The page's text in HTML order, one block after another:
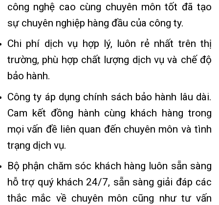
công nghệ cao cùng chuyên môn tốt đã tạo
sự chuyên nghiệp hàng đầu của công ty.
Chi phí dịch vụ hợp lý, luôn rẻ nhất trên thị
trường, phù hợp chất lượng dịch vụ và chế độ
bảo hành.
Công ty áp dụng chính sách bảo hành lâu dài.
Cam kết đồng hành cùng khách hàng trong
mọi vấn đề liên quan đến chuyên môn và tình
trạng dịch vụ.
Bộ phận chăm sóc khách hàng luôn sẵn sàng
hỗ trợ quý khách 24/7, sẵn sàng giải đáp các
thắc mắc về chuyên môn cũng như tư vấn